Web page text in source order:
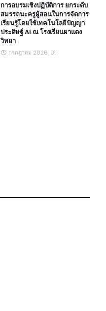
การอบรมเชิงปฏิบัติการ ยกระดับ
สมรรถนะครูผู้สอนในการจัดการ
เรียนรู้โดยใช้เทคโนโลยีปัญญา
ประดิษฐ์ AI ณ โรงเรียนผาแดง
วิทยา
กรกฎาคม 2026, 01